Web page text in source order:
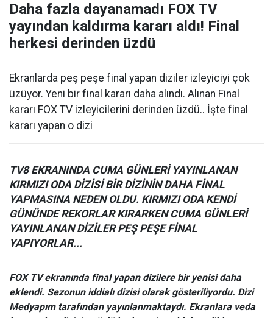
Daha fazla dayanamadı FOX TV
yayından kaldırma kararı aldı! Final
herkesi derinden üzdü
Ekranlarda peş peşe final yapan diziler izleyiciyi çok
üzüyor. Yeni bir final kararı daha alındı. Alınan Final
kararı FOX TV izleyicilerini derinden üzdü.. İşte final
kararı yapan o dizi
TV8 EKRANINDA CUMA GÜNLERİ YAYINLANAN
KIRMIZI ODA DİZİSİ BİR DİZİNİN DAHA FİNAL
YAPMASINA NEDEN OLDU. KIRMIZI ODA KENDİ
GÜNÜNDE REKORLAR KIRARKEN CUMA GÜNLERİ
YAYINLANAN DİZİLER PEŞ PEŞE FİNAL
YAPIYORLAR...
FOX TV ekranında final yapan dizilere bir yenisi daha
eklendi. Sezonun iddialı dizisi olarak gösteriliyordu. Dizi
Medyapım tarafından yayınlanmaktaydı. Ekranlara veda